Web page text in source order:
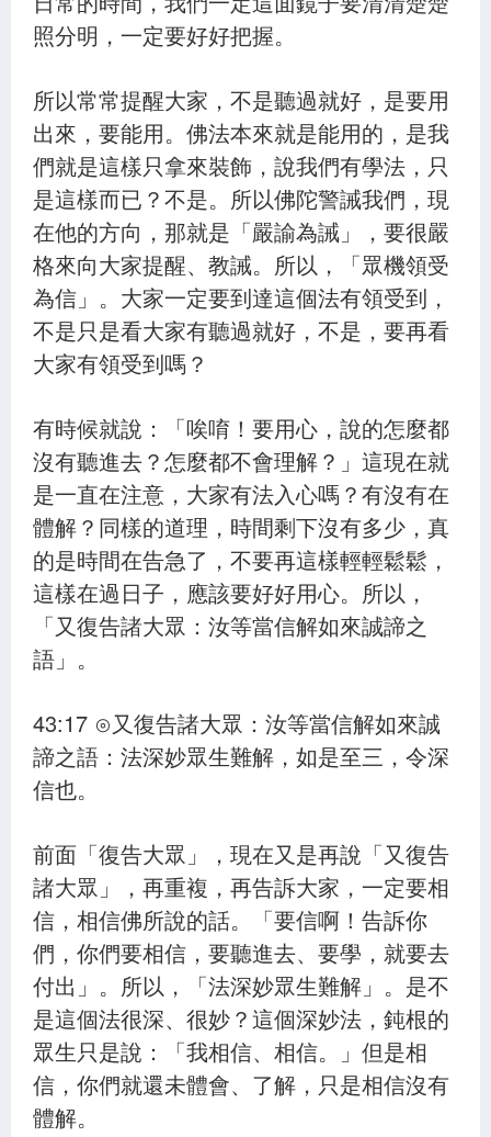
照分明，一定要好好把握。
所以常常提醒大家，不是聽過就好，是要用
出來，要能用。佛法本來就是能用的，是我
們就是這樣只拿來裝飾，說我們有學法，只
是這樣而已？不是。所以佛陀警誡我們，現
在他的方向，那就是「嚴諭為誡」，要很嚴
格來向大家提醒、教誡。所以，「眾機領受
為信」。大家一定要到達這個法有領受到，
不是只是看大家有聽過就好，不是，要再看
大家有領受到嗎？
有時候就說：「唉唷！要用心，說的怎麼都
沒有聽進去？怎麼都不會理解？」這現在就
是一直在注意，大家有法入心嗎？有沒有在
體解？同樣的道理，時間剩下沒有多少，真
的是時間在告急了，不要再這樣輕輕鬆鬆，
這樣在過日子，應該要好好用心。所以，
「又復告諸大眾：汝等當信解如來誠諦之
語」。
43:17 ⊙又復告諸大眾：汝等當信解如來誠
諦之語：法深妙眾生難解，如是至三，令深
信也。
前面「復告大眾」，現在又是再說「又復告
諸大眾」，再重複，再告訴大家，一定要相
信，相信佛所說的話。「要信啊！告訴你
們，你們要相信，要聽進去、要學，就要去
付出」。所以，「法深妙眾生難解」。是不
是這個法很深、很妙？這個深妙法，鈍根的
眾生只是說：「我相信、相信。」但是相
信，你們就還未體會、了解，只是相信沒有
體解。